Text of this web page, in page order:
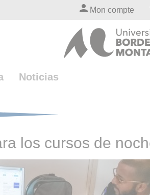
Mon compte
Noticias
los cursos de